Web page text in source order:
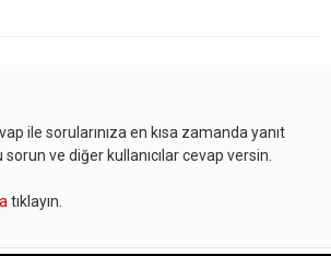
ile sorularınıza en kısa zamanda yanıt
ve diğer kullanıcılar cevap versin.
tıklayın.